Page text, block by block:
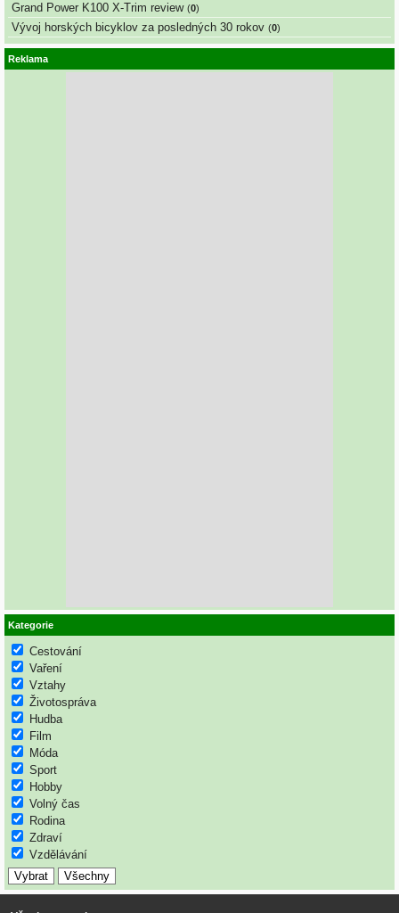
Grand Power K100 X-Trim review (0)
Vývoj horských bicyklov za posledných 30 rokov (0)
Reklama
Kategorie
Cestování
Vaření
Vztahy
Životospráva
Hudba
Film
Móda
Sport
Hobby
Volný čas
Rodina
Zdraví
Vzdělávání